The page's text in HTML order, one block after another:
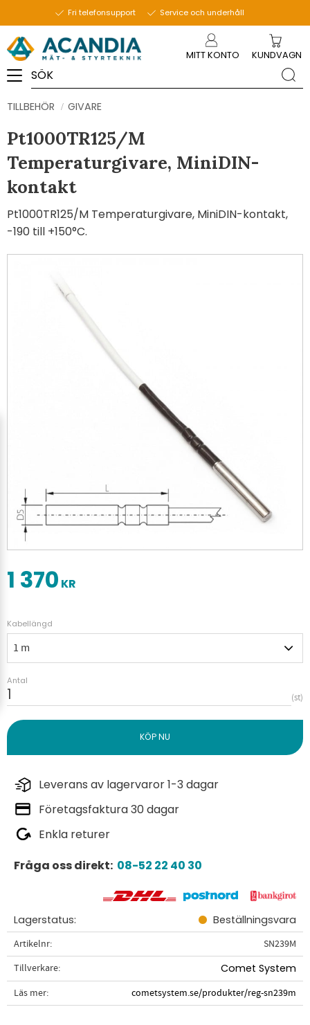
Fri telefonsupport Service och underhåll
MITT KONTO KUNDVAGN
TILLBEHÖR GIVARE
Pt1000TR125/M
Temperaturgivare, MiniDIN-
kontakt
Pt1000TR125/M Temperaturgivare, MiniDIN-kontakt,
-190 till +150°C.
1 370 KR
Kabellängd
Antal
st
Leverans av lagervaror 1-3 dagar
Företagsfaktura 30 dagar
Enkla returer
Fråga oss direkt: 08-52 22 40 30
Lagerstatus Beställningsvara
Artikelnr
SN239M
Tillverkare
Comet System
Läs mer cometsystem.se/produkter/reg-sn239m